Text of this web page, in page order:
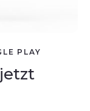
PLAY